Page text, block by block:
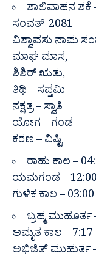
ಶಾಲಿವಾಹನ ಶಕೆ
ಸಂವತ್-2081
ವಿಶ್ವಾವಸು ನಾಮ
ಮಾಘ ಮಾಸ,
ಶಿಶಿರ್ ಋತು,
ತಿಥಿ – ಸಪ್ತಮಿ
ನಕ್ಷತ್ರ – ಸ್ವಾತಿ
ಯೋಗ – ಗಂಡ
ಕರಣ – ವಿಷ್ಟಿ
ರಾಹು ಕಾಲ –
ಯಮಗಂಡ –
ಗುಳಿಕ ಕಾಲ –
ಬ್ರಹ್ಮ
ಅಮೃತ ಕಾಲ –
ಅಭಿಜಿತ್ ಮುಹುರ್ತ